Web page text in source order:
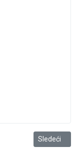
Sledeći
Sledeći